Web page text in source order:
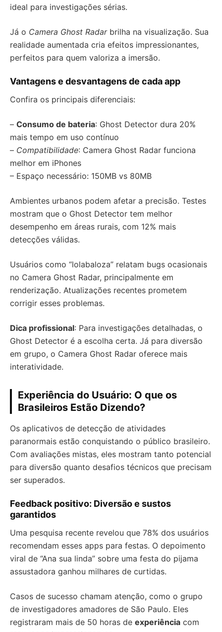
ideal para investigações sérias.
Já o Camera Ghost Radarbrilha na visualização. Sua
realidade aumentada cria efeitos impressionantes,
perfeitos para quem valoriza a imersão.
Vantagens e desvantagens de cada app
Confira os principais diferenciais:
– Consumo de bateria: Ghost Detector dura 20%
mais tempo em uso contínuo
– Compatibilidade: Camera Ghost Radar funciona
melhor em iPhones
– Espaço necessário: 150MB vs 80MB
Ambientes urbanos podem afetar a precisão. Testes
mostram que o Ghost Detector tem melhor
desempenho em áreas rurais, com 12% mais
detecções válidas.
Usuários como “lolabaloza” relatam bugs ocasionais
no Camera Ghost Radar, principalmente em
renderização. Atualizações recentes prometem
corrigir esses problemas.
Dica profissional: Para investigações detalhadas, o
Ghost Detector é a escolha certa. Já para diversão
em grupo, o Camera Ghost Radar oferece mais
interatividade.
Experiência do Usuário: O que os
Brasileiros Estão Dizendo?
Os aplicativos de detecção de atividades
paranormais estão conquistando o público brasileiro.
Com avaliações mistas, eles mostram tanto potencial
para diversão quanto desafios técnicos que precisam
ser superados.
Feedback positivo: Diversão e sustos
garantidos
Uma pesquisa recente revelou que 78% dos usuários
recomendam esses apps para festas. O depoimento
viral de “Ana sua linda” sobre uma festa do pijama
assustadora ganhou milhares de curtidas.
Casos de sucesso chamam atenção, como o grupo
de investigadores amadores de São Paulo. Eles
registraram mais de 50 horas de experiência com